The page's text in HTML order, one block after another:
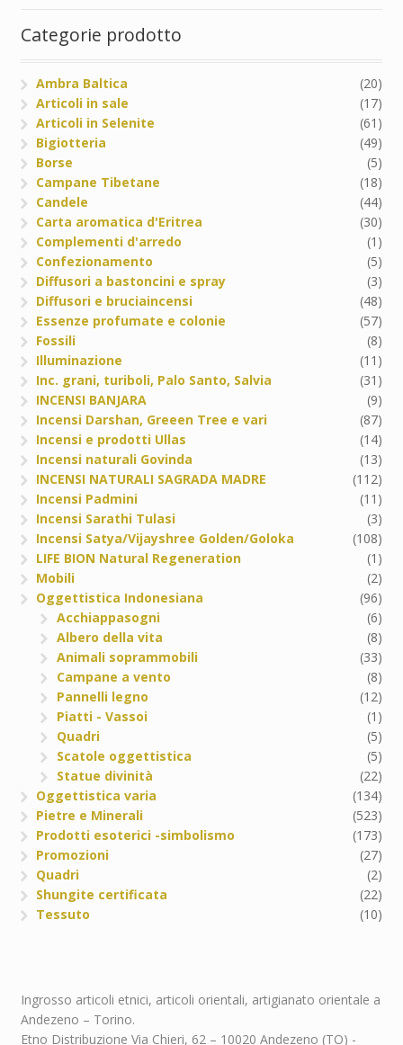
Categorie prodotto
Ambra Baltica
(20)
Articoli in sale
(17)
Articoli in Selenite
(61)
Bigiotteria
(49)
Borse
(5)
Campane Tibetane
(18)
Candele
(44)
Carta aromatica d'Eritrea
(30)
Complementi d'arredo
(1)
Confezionamento
(5)
Diffusori a bastoncini e spray
(3)
Diffusori e bruciaincensi
(48)
Essenze profumate e colonie
(57)
Fossili
(8)
Illuminazione
(11)
Inc. grani, turiboli, Palo Santo, Salvia
(31)
INCENSI BANJARA
(9)
Incensi Darshan, Greeen Tree e vari
(87)
Incensi e prodotti Ullas
(14)
Incensi naturali Govinda
(13)
INCENSI NATURALI SAGRADA MADRE
(112)
Incensi Padmini
(11)
Incensi Sarathi Tulasi
(3)
Incensi Satya/Vijayshree Golden/Goloka
(108)
LIFE BION Natural Regeneration
(1)
Mobili
(2)
Oggettistica Indonesiana
(96)
Acchiappasogni
(6)
Albero della vita
(8)
Animali soprammobili
(33)
Campane a vento
(8)
Pannelli legno
(12)
Piatti - Vassoi
(1)
Quadri
(5)
Scatole oggettistica
(5)
Statue divinità
(22)
Oggettistica varia
(134)
Pietre e Minerali
(523)
Prodotti esoterici -simbolismo
(173)
Promozioni
(27)
Quadri
(2)
Shungite certificata
(22)
Tessuto
(10)
Ingrosso articoli etnici, articoli orientali, artigianato orientale a
Andezeno – Torino.
Etno Distribuzione Via Chieri, 62 – 10020 Andezeno (TO) -